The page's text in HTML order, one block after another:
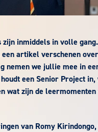
zijn inmiddels in volle
een artikel verschenen over
nemen we jullie mee in
een Senior Project
wat zijn de leermomenten
van Romy